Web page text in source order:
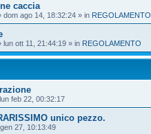
caccia
dom ago 14, 18:32:24 » in REGOLAMENTO
lun ott 11, 21:44:19 » in REGOLAMENTO
lun feb 22, 00:32:17
unico pezzo.
27, 10:13:49